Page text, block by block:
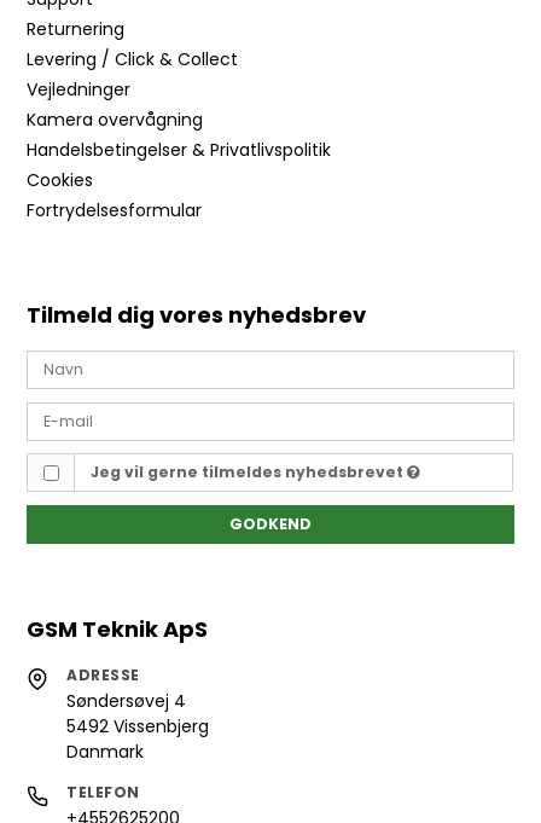
Returnering
Levering / Click & Collect
Vejledninger
Kamera overvågning
Handelsbetingelser & Privatlivspolitik
Cookies
Fortrydelsesformular
Tilmeld dig vores nyhedsbrev
Jeg vil gerne tilmeldes nyhedsbrevet
GODKEND
GSM Teknik ApS
ADRESSE
Søndersøvej 4
5492 Vissenbjerg
Danmark
TELEFON
+4552625200